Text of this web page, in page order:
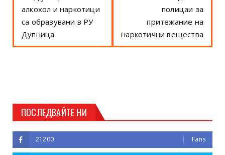
алкохол и наркотици
са образувани в РУ
Дупница
полицаи за
притежание на
наркотични вещества
ПОСЛЕДВАЙТЕ НИ
21200 Fans